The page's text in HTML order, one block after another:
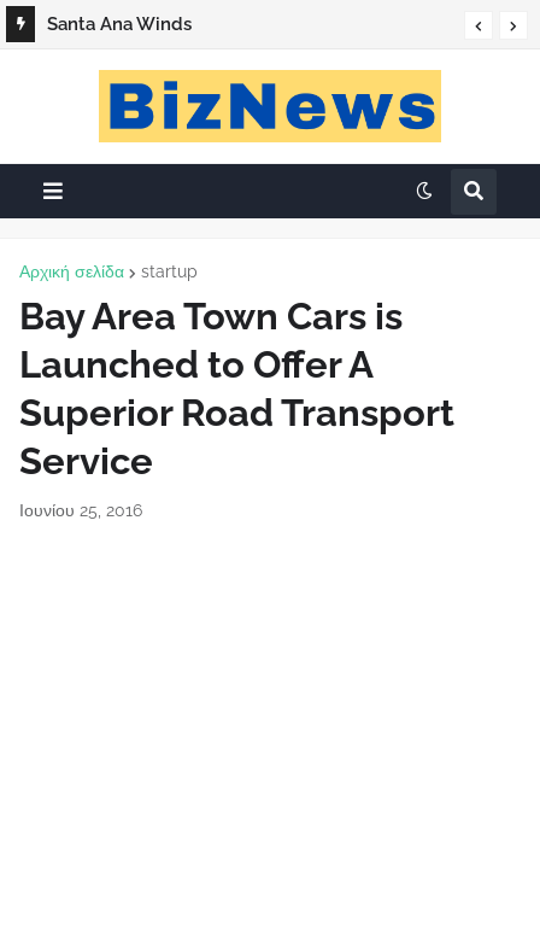
Santa Ana Winds
Αρχική σελίδα startup
Bay Area Town Cars is
Launched to Offer A
Superior Road Transport
Service
Ιουνίου 25, 2016